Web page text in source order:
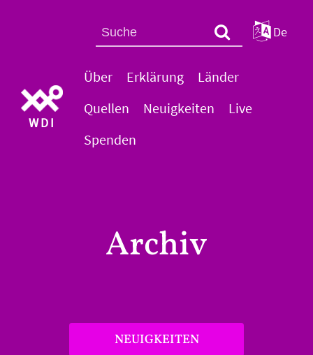
WDI
Über Erklärung
Länder
Quellen
Neuigkeiten
Live
Spenden
De
Archiv
NEUIGKEITEN